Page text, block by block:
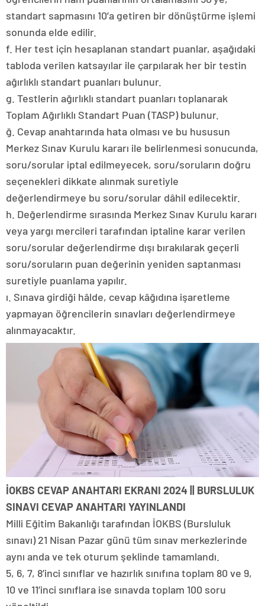
standart sapmasını 10’a getiren bir dönüştürme işlemi
sonunda elde edilir.
f. Her test için hesaplanan standart puanlar, aşağıdaki
tabloda verilen katsayılar ile çarpılarak her bir testin
ağırlıklı standart puanları bulunur.
g. Testlerin ağırlıklı standart puanları toplanarak
Toplam Ağırlıklı Standart Puan (TASP) bulunur.
ğ. Cevap anahtarında hata olması ve bu hususun
Merkez Sınav Kurulu kararı ile belirlenmesi sonucunda,
soru/sorular iptal edilmeyecek, soru/soruların doğru
seçenekleri dikkate alınmak suretiyle
değerlendirmeye bu soru/sorular dâhil edilecektir.
h. Değerlendirme sırasında Merkez Sınav Kurulu kararı
veya yargı mercileri tarafından iptaline karar verilen
soru/sorular değerlendirme dışı bırakılarak geçerli
soru/soruların puan değerinin yeniden saptanması
suretiyle puanlama yapılır.
ı. Sınava girdiği hâlde, cevap kâğıdına işaretleme
yapmayan öğrencilerin sınavları değerlendirmeye
alınmayacaktır.
İOKBS CEVAP ANAHTARI EKRANI 2024 || BURSLULUK
SINAVI CEVAP ANAHTARI YAYINLANDI
Milli Eğitim Bakanlığı tarafından İOKBS (Bursluluk
sınavı) 21 Nisan Pazar günü tüm sınav merkezlerinde
aynı anda ve tek oturum şeklinde tamamlandı.
5, 6, 7, 8’inci sınıflar ve hazırlık sınıfına toplam 80 ve 9,
10 ve 11’inci sınıflara ise sınavda toplam 100 soru